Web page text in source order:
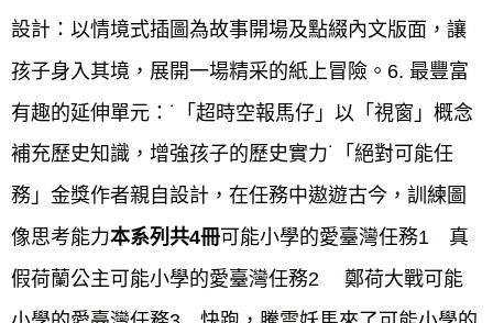
設計：以情境式插圖為故事開場及點綴內文版面，讓
孩子身入其境，展開一場精采的紙上冒險。6. 最豐富
有趣的延伸單元：˙「超時空報馬仔」以「視窗」概念
補充歷史知識，增強孩子的歷史實力˙「絕對可能任
務」金獎作者親自設計，在任務中遨遊古今，訓練圖
像思考能力本系列共4冊可能小學的愛臺灣任務1　真
假荷蘭公主可能小學的愛臺灣任務2　 鄭荷大戰可能